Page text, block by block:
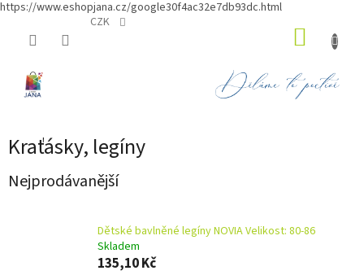
https://www.eshopjana.cz/google30f4ac32e7db93dc.html
CZK
Kraťásky, legíny
Nejprodávanější
Dětské bavlněné legíny NOVIA Velikost: 80-86
Skladem
135,10 Kč